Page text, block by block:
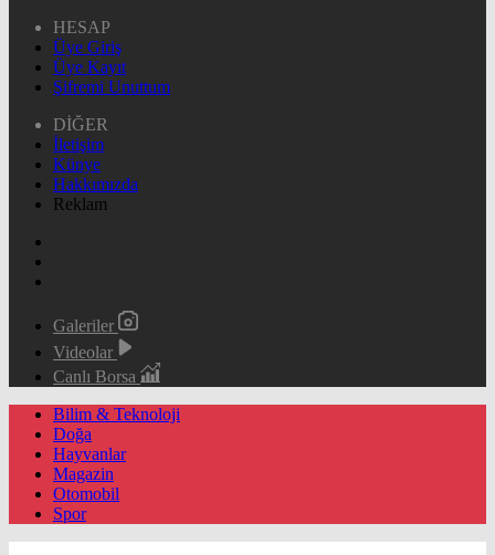
HESAP
Üye Giriş
Üye Kayıt
Şifremi Unuttum
DİĞER
İletişim
Künye
Hakkımızda
Reklam
Galeriler
Videolar
Canlı Borsa
Bilim & Teknoloji
Doğa
Hayvanlar
Magazin
Otomobil
Spor